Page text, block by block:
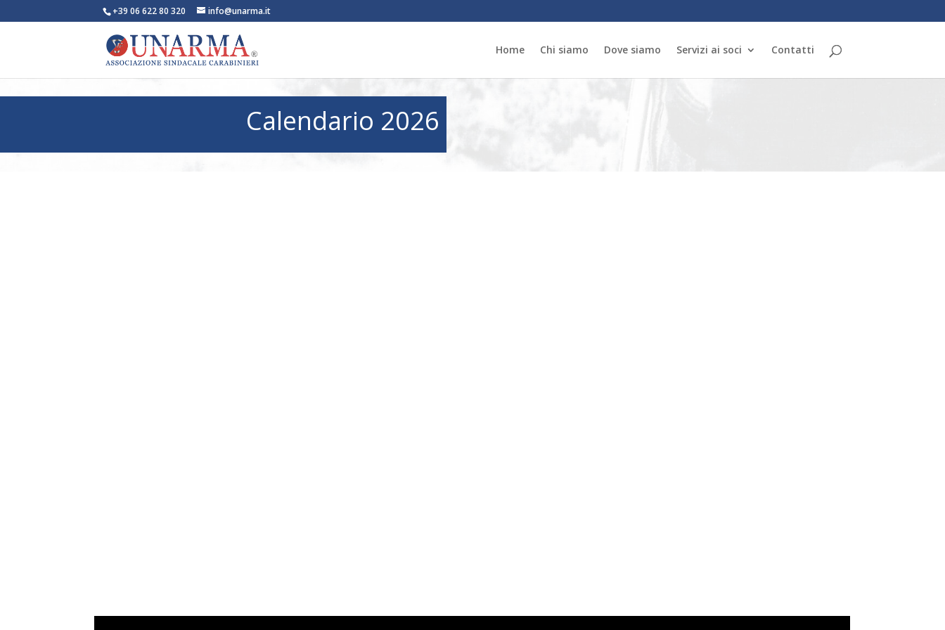
+39 06 622 80 320 info@unarma.it
Home Chi siamo Dove siamo Servizi ai soci Contatti
Calendario 2026